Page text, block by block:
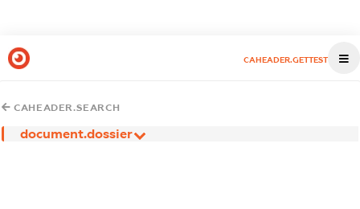
CAHEADER.GETTEST
CAHEADER.SEARCH
document.dossier